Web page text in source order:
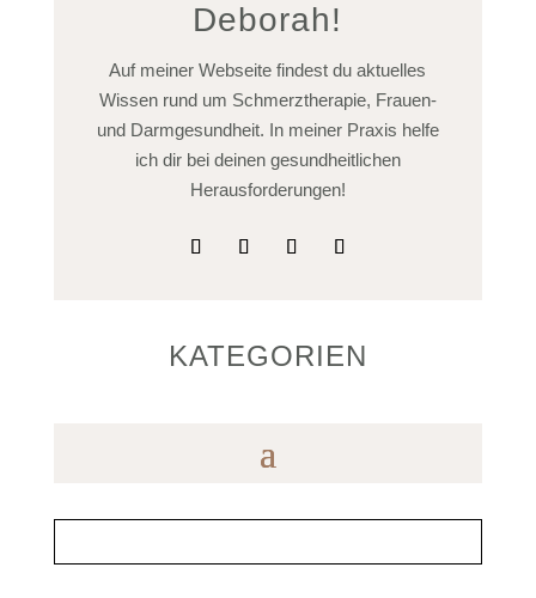
Deborah!
Auf meiner Webseite findest du aktuelles
Wissen rund um Schmerztherapie, Frauen-
und Darmgesundheit. In meiner Praxis helfe
ich dir bei deinen gesundheitlichen
Herausforderungen!
KATEGORIEN